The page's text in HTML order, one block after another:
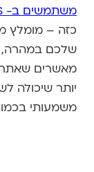
משתמשים ב- HTTPS
כזה – מומלץ
שלכם במהרה,
מאשרים
יותר שיכולה
משמעותי